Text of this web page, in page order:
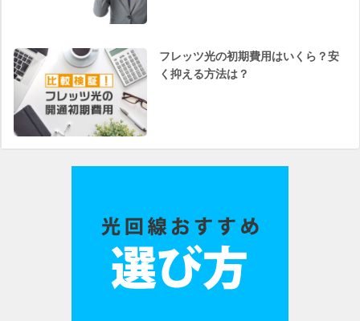
フレッツ光の初期費用はいくら？安
く抑える方法は？